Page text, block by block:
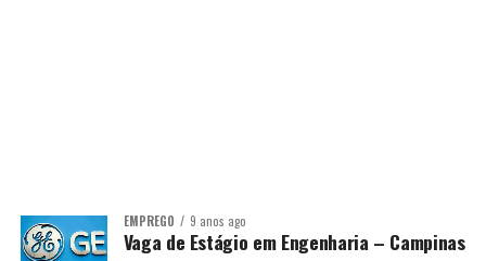
EMPREGO 9 anos ago
Vaga de Estágio em Engenharia – Campinas